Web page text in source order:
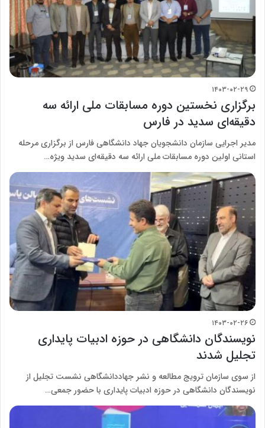
۱۴۰۳-۰۲-۲۹
برگزاری نخستین دوره مسابقات ملی ارائه سه
دقیقه‌ای سدید در فارس
مدیر اجرایی سازمان دانشجویان جهاد دانشگاهی فارس از برگزاری مرحله
استانی اولین دوره مسابقات ملی ارائه سه دقیقه‌ای سدید ویژه…
۱۴۰۳-۰۲-۲۶
نویسندگان دانشگاهی در حوزه ادبیات پایداری
تجلیل شدند
از سوی سازمان ترویج مطالعه و نشر جهاددانشگاهی نشست تجلیل از
نویسندگان دانشگاهی در حوزه ادبیات پایداری با حضور جمعی…